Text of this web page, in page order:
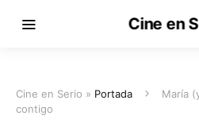
Cine en
Cine en Serio » Portada
María
contigo